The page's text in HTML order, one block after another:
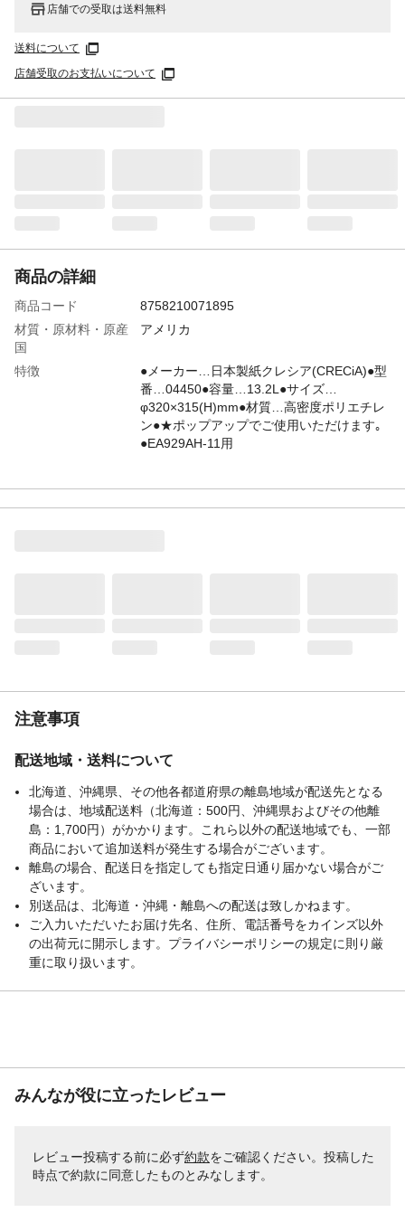
店舗での受取は送料無料
送料について
店舗受取のお支払いについて
商品の詳細
商品コード
8758210071895
材質・原材料・原産
国
アメリカ
特徴
●メーカー…日本製紙クレシア(CRECiA)●型
番…04450●容量…13.2L●サイズ…
φ320×315(H)mm●材質…高密度ポリエチレ
ン●★ポップアップでご使用いただけます｡
●EA929AH-11用
注意事項
配送地域・送料について
北海道、沖縄県、その他各都道府県の離島地域が配送先となる
場合は、地域配送料（北海道：500円、沖縄県およびその他離
島：1,700円）がかかります。これら以外の配送地域でも、一部
商品において追加送料が発生する場合がございます。
離島の場合、配送日を指定しても指定日通り届かない場合がご
ざいます。
別送品は、北海道・沖縄・離島への配送は致しかねます。
ご入力いただいたお届け先名、住所、電話番号をカインズ以外
の出荷元に開示します。プライバシーポリシーの規定に則り厳
重に取り扱います。
みんなが役に立ったレビュー
レビュー投稿する前に必ず約款をご確認ください。投稿した
時点で約款に同意したものとみなします。